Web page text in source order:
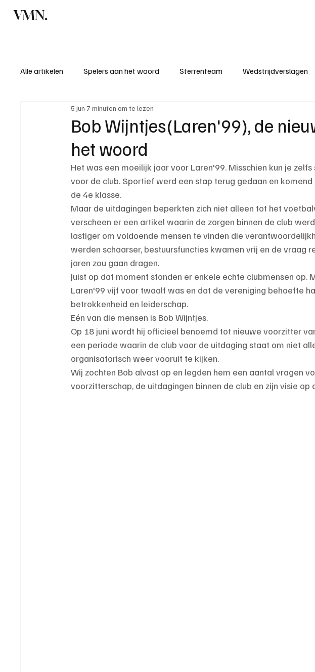
VMN.
Alle artikelen Spelers aan het woord Sterrenteam Wedstrijdverslagen
Standen & uitslagen KM - Meest sportieve ploeg
KM - Meest scorende ploeg
Introductie donateurclubs 26/27
Bob Wijntjes(Laren'99), de
het woord
5 jun 7 minuten om te lezen
Het was een moeilijk jaar voor Laren'99. Misschien kun je
voor de club. Sportief werd een stap terug gedaan en
de 4e klasse.
Maar de uitdagingen beperkten zich niet alleen tot het
verscheen er een artikel waarin de zorgen binnen de club
lastiger om voldoende mensen te vinden die
werden schaarser, bestuursfuncties kwamen vrij en de vraag
jaren zou gaan dragen.
Juist op dat moment stonden er enkele echte clubmensen op.
Laren'99 vijf voor twaalf was en dat de vereniging behoefte
betrokkenheid en leiderschap.
Eén van die mensen is Bob Wijntjes.
Op 18 juni wordt hij officieel benoemd tot nieuwe voorzitter
een periode waarin de club voor de uitdaging staat om niet
organisatorisch weer vooruit te kijken.
Wij zochten Bob alvast op en legden hem een aantal vragen
voorzitterschap, de uitdagingen binnen de club en zijn visie